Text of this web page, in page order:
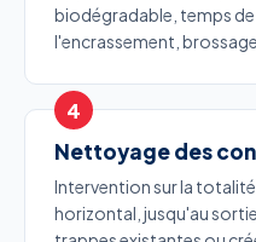
biodégradable, temps
l'encrassement,
Nettoyage des
Intervention sur la
horizontal, jusqu'au